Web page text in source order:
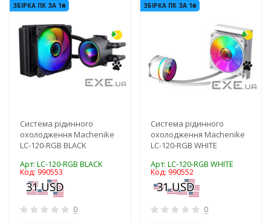
ЗБІРКА ПК ЗА 1₴
Система рідинного
охолодження Machenike
LC-120-RGB BLACK
Арт: LC-120-RGB BLACK
Код: 990553
0
ЗБІРКА ПК ЗА 1₴
Система рідинного
охолодження Machenike
LC-120-RGB WHITE
Арт: LC-120-RGB WHITE
Код: 990552
0